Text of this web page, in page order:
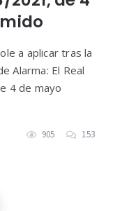
a aplicar tras la
Alarma: El Real
4 de mayo
905 153